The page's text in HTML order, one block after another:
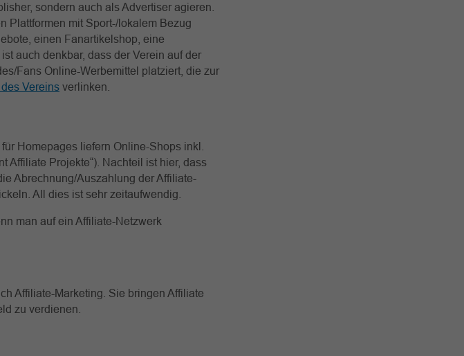
sondern auch als Advertiser agieren.
Plattformen mit Sport-/lokalem Bezug
einen Fanartikelshop, eine
auch denkbar, dass der Verein auf der
Fans Online-Werbemittel platziert, die zur
Vereins verlinken.
Homepages liefern Online-Shops inkl.
Affiliate Projekte“). Nachteil ist hier, dass
Abrechnung/Auszahlung der Affiliate-
All dies ist sehr zeitaufwendig.
man auf ein Affiliate-Netzwerk
Affiliate-Marketing. Sie bringen Affiliate
zu verdienen.